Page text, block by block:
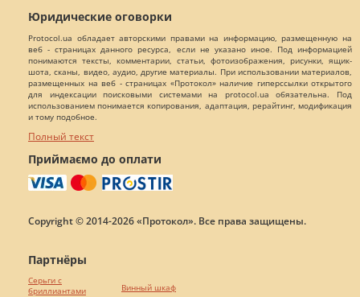
Юридические оговорки
Protocol.ua обладает авторскими правами на информацию, размещенную на
веб - страницах данного ресурса, если не указано иное. Под информацией
понимаются тексты, комментарии, статьи, фотоизображения, рисунки, ящик-
шота, сканы, видео, аудио, другие материалы. При использовании материалов,
размещенных на веб - страницах «Протокол» наличие гиперссылки открытого
для индексации поисковыми системами на protocol.ua обязательна. Под
использованием понимается копирования, адаптация, рерайтинг, модификация
и тому подобное.
Полный текст
Приймаємо до оплати
Copyright © 2014-2026 «Протокол». Все права защищены.
Партнёры
Серьги с
бриллиантами
Винный шкаф